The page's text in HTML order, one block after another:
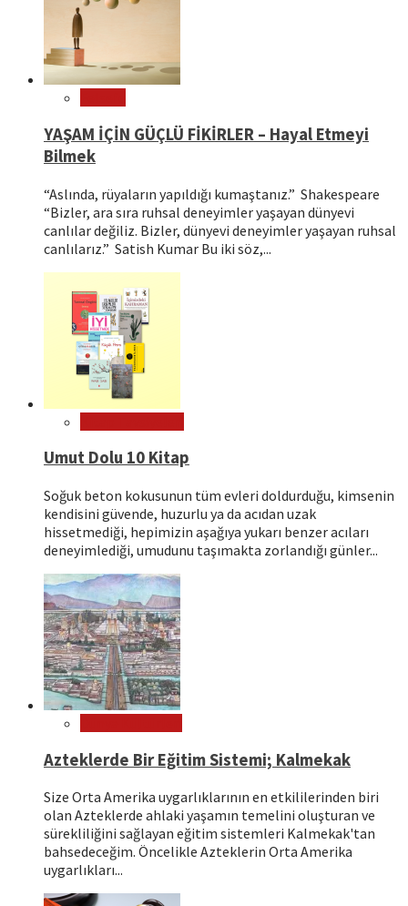
YAŞAM İÇİN GÜÇLÜ FİKİRLER – Hayal Etmeyi
Bilmek
“Aslında, rüyaların yapıldığı kumaştanız.” Shakespeare
“Bizler, ara sıra ruhsal deneyimler yaşayan dünyevi
canlılar değiliz. Bizler, dünyevi deneyimler yaşayan ruhsal
canlılarız.” Satish Kumar Bu iki söz,...
Umut Dolu 10 Kitap
Soğuk beton kokusunun tüm evleri doldurduğu, kimsenin
kendisini güvende, huzurlu ya da acıdan uzak
hissetmediği, hepimizin aşağıya yukarı benzer acıları
deneyimlediği, umudunu taşımakta zorlandığı günler...
Azteklerde Bir Eğitim Sistemi; Kalmekak
Size Orta Amerika uygarlıklarının en etkililerinden biri
olan Azteklerde ahlaki yaşamın temelini oluşturan ve
sürekliliğini sağlayan eğitim sistemleri Kalmekak'tan
bahsedeceğim. Öncelikle Azteklerin Orta Amerika
uygarlıkları...